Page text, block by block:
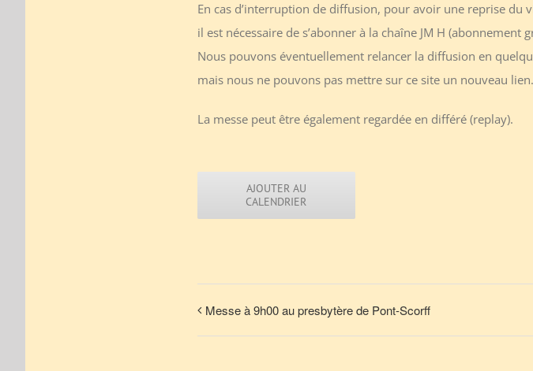
En cas d’interruption de diffusion, pour avoir une reprise du
il est nécessaire de s’abonner à la chaîne JM H (abonnement
Nous pouvons éventuellement relancer la diffusion en
mais nous ne pouvons pas mettre sur ce site un nouveau lien.
La messe peut être également regardée en différé (replay).
AJOUTER AU
CALENDRIER
Messe à 9h00 au presbytère de Pont-Scorff